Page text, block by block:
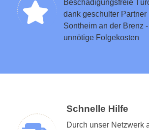
Beschädigungsfreie
dank geschulter Partner
Sontheim an der Brenz
unnötige Folgekosten
Schnelle Hilfe
Durch unser Netzwerk